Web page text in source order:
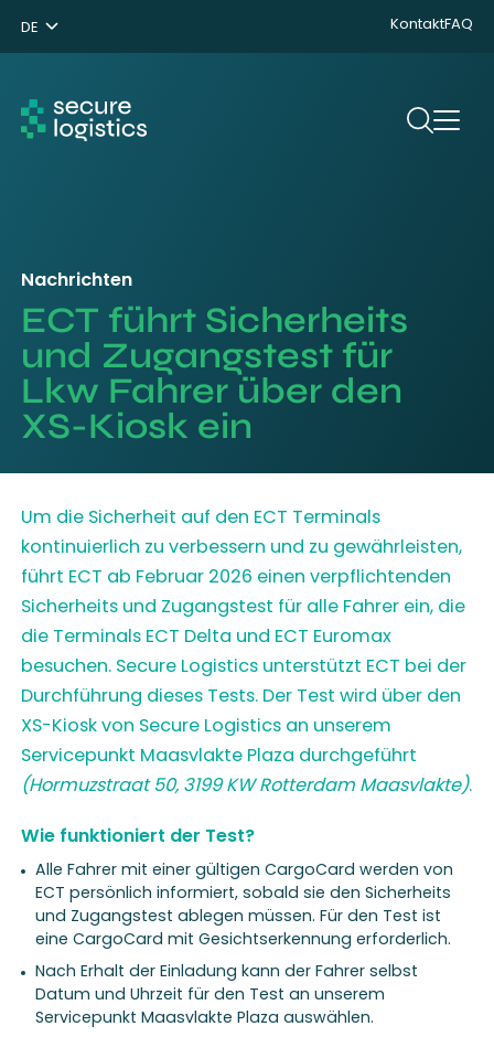
DE
NL
ENG
KontaktFAQ
Nachrichten
ECT führt Sicherheits
und Zugangstest für
Lkw Fahrer über den
XS-Kiosk ein
Um die Sicherheit auf den ECT Terminals
kontinuierlich zu verbessern und zu gewährleisten,
führt ECT ab Februar 2026 einen verpflichtenden
Sicherheits und Zugangstest für alle Fahrer ein, die
die Terminals ECT Delta und ECT Euromax
besuchen. Secure Logistics unterstützt ECT bei der
Durchführung dieses Tests. Der Test wird über den
XS-Kiosk von Secure Logistics an unserem
Servicepunkt Maasvlakte Plaza durchgeführt
(Hormuzstraat 50, 3199 KW Rotterdam Maasvlakte).
Wie funktioniert der Test?
Alle Fahrer mit einer gültigen CargoCard werden von
ECT persönlich informiert, sobald sie den Sicherheits
und Zugangstest ablegen müssen. Für den Test ist
eine CargoCard mit Gesichtserkennung erforderlich.
Nach Erhalt der Einladung kann der Fahrer selbst
Datum und Uhrzeit für den Test an unserem
Servicepunkt Maasvlakte Plaza auswählen.